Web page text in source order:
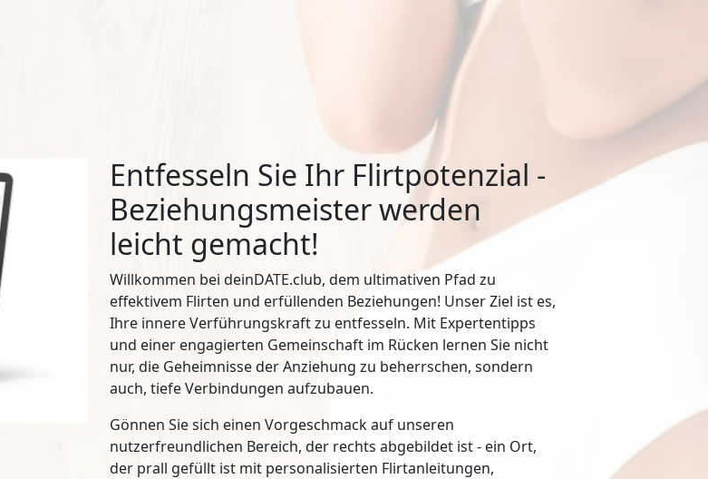
Entfesseln Sie Ihr Flirtpotenzial -
Beziehungsmeister werden
leicht gemacht!
Willkommen bei deinDATE.club, dem ultimativen Pfad zu
effektivem Flirten und erfüllenden Beziehungen! Unser Ziel ist es,
Ihre innere Verführungskraft zu entfesseln. Mit Expertentipps
und einer engagierten Gemeinschaft im Rücken lernen Sie nicht
nur, die Geheimnisse der Anziehung zu beherrschen, sondern
auch, tiefe Verbindungen aufzubauen.
Gönnen Sie sich einen Vorgeschmack auf unseren
nutzerfreundlichen Bereich, der rechts abgebildet ist - ein Ort,
der prall gefüllt ist mit personalisierten Flirtanleitungen,